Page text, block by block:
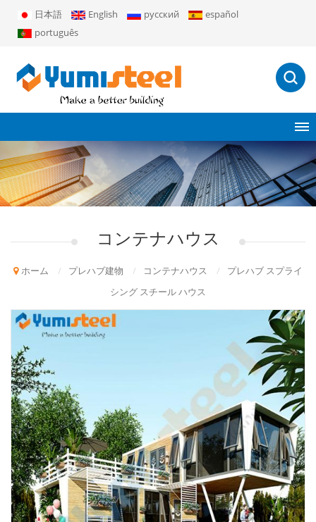
日本語 English русский
español
português
コンテナハウス
ホーム / プレハブ建物 / コンテナハウス /
プレハブ スプライ
シング スチール ハウス